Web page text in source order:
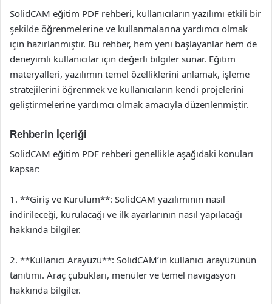
SolidCAM eğitim PDF rehberi, kullanıcıların yazılımı etkili bir
şekilde öğrenmelerine ve kullanmalarına yardımcı olmak
için hazırlanmıştır. Bu rehber, hem yeni başlayanlar hem de
deneyimli kullanıcılar için değerli bilgiler sunar. Eğitim
materyalleri, yazılımın temel özelliklerini anlamak, işleme
stratejilerini öğrenmek ve kullanıcıların kendi projelerini
geliştirmelerine yardımcı olmak amacıyla düzenlenmiştir.
Rehberin İçeriği
SolidCAM eğitim PDF rehberi genellikle aşağıdaki konuları
kapsar:
1. **Giriş ve Kurulum**: SolidCAM yazılımının nasıl
indirileceği, kurulacağı ve ilk ayarlarının nasıl yapılacağı
hakkında bilgiler.
2. **Kullanıcı Arayüzü**: SolidCAM’in kullanıcı arayüzünün
tanıtımı. Araç çubukları, menüler ve temel navigasyon
hakkında bilgiler.